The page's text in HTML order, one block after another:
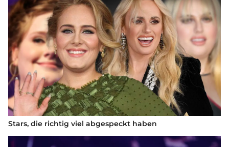
Stars, die richtig viel abgespeckt haben